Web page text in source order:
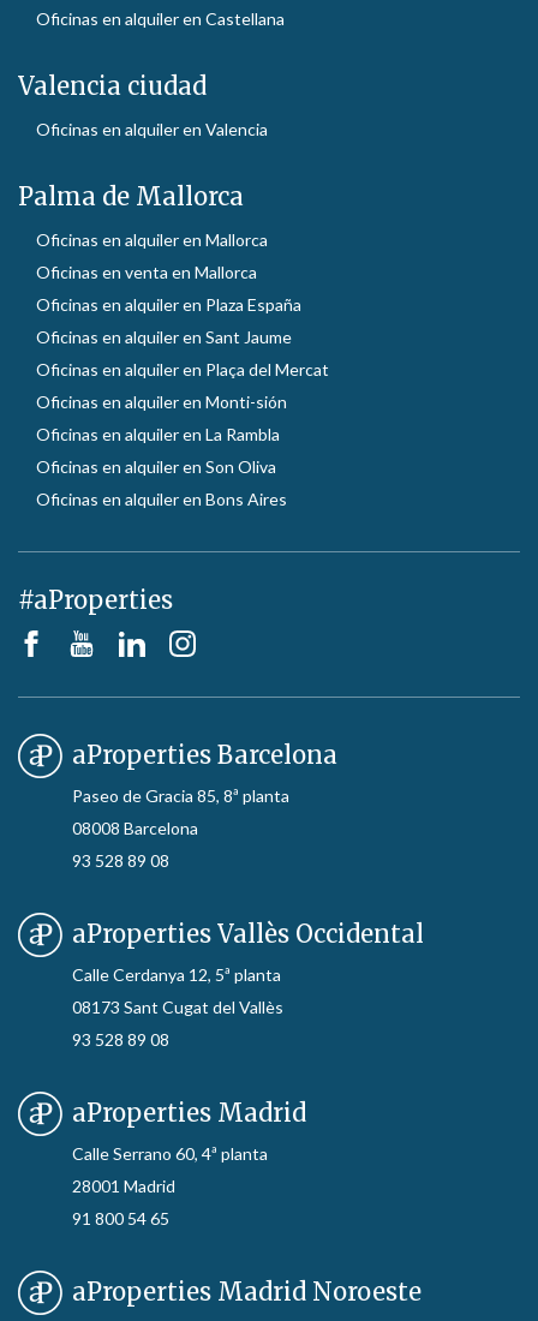
Oficinas en alquiler en Castellana
Valencia ciudad
Oficinas en alquiler en Valencia
Palma de Mallorca
Oficinas en alquiler en Mallorca
Oficinas en venta en Mallorca
Oficinas en alquiler en Plaza España
Oficinas en alquiler en Sant Jaume
Oficinas en alquiler en Plaça del Mercat
Oficinas en alquiler en Monti-sión
Oficinas en alquiler en La Rambla
Oficinas en alquiler en Son Oliva
Oficinas en alquiler en Bons Aires
#aProperties
aProperties Barcelona
Paseo de Gracia 85, 8ª planta
08008 Barcelona
93 528 89 08
aProperties Vallès Occidental
Calle Cerdanya 12, 5ª planta
08173 Sant Cugat del Vallès
93 528 89 08
aProperties Madrid
Calle Serrano 60, 4ª planta
28001 Madrid
91 800 54 65
aProperties Madrid Noroeste